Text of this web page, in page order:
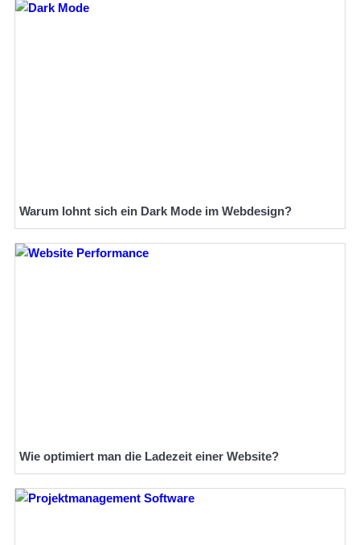
Warum lohnt sich ein Dark Mode im Webdesign?
Wie optimiert man die Ladezeit einer Website?